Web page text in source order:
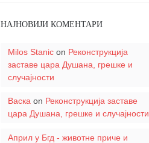
НАЈНОВИЈИ КОМЕНТАРИ
Milos Stanicon Реконструкција
заставе цара Душана, грешке и
случајности
Васкаon Реконструкција заставе
цара Душана, грешке и случајности
Април у Бгд - животне приче и